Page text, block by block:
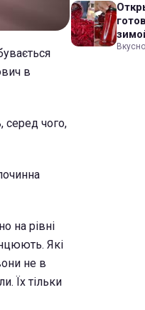
в
серед чого,
на рівні
Які
не в
Їх тільки
Вкусно